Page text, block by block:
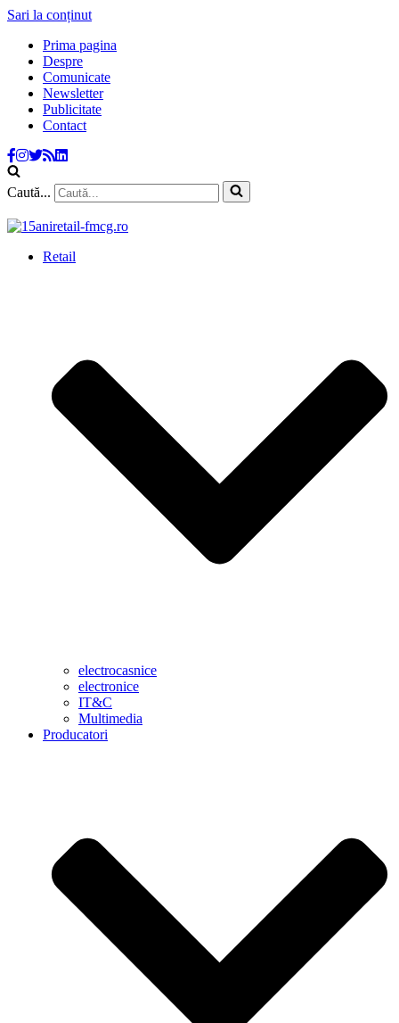
Sari la conținut
Prima pagina
Despre
Comunicate
Newsletter
Publicitate
Contact
Caută...
Retail
electrocasnice
electronice
IT&C
Multimedia
Producatori